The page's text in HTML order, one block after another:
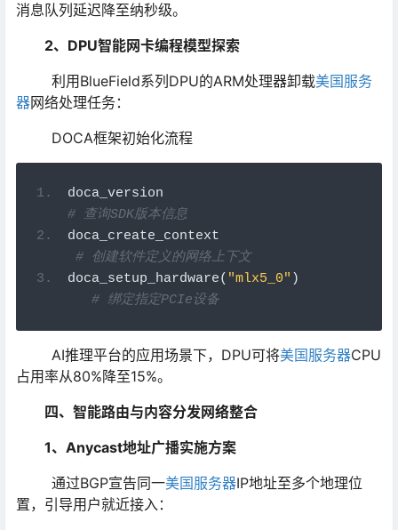
消息队列延迟降至纳秒级。
2、DPU智能网卡编程模型探索
利用BlueField系列DPU的ARM处理器卸载美国服务
器网络处理任务：
DOCA框架初始化流程
# 查询SDK版本信息
#
创建软件定义的网络上下文
doca_setup_hardware( "mlx5_0" )
# 绑定指定PCIe设备
AI推理平台的应用场景下，DPU可将美国服务器CPU
占用率从80%降至15%。
四、智能路由与内容分发网络整合
1、Anycast地址广播实施方案
通过BGP宣告同一美国服务器IP地址至多个地理位
置，引导用户就近接入：